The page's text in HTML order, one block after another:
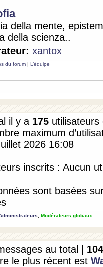
della mente,
della scienza..
xantox
du forum | L’équipe
il y a 175
maximum
2026 16:08
inscrits : Aucun
sont basées
Modérateurs globaux
au total | 104
le plus récent est